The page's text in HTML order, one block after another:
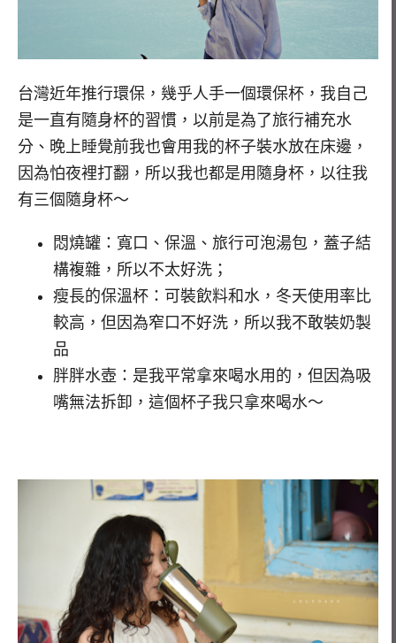
台灣近年推行環保，幾乎人手一個環保杯，我自己
是一直有隨身杯的習慣，以前是為了旅行補充水
分、晚上睡覺前我也會用我的杯子裝水放在床邊，
因為怕夜裡打翻，所以我也都是用隨身杯，以往我
有三個隨身杯～
悶燒罐：寬口、保溫、旅行可泡湯包，蓋子結
構複雜，所以不太好洗；
瘦長的保溫杯：可裝飲料和水，冬天使用率比
較高，但因為窄口不好洗，所以我不敢裝奶製
品
胖胖水壺：是我平常拿來喝水用的，但因為吸
嘴無法拆卸，這個杯子我只拿來喝水～